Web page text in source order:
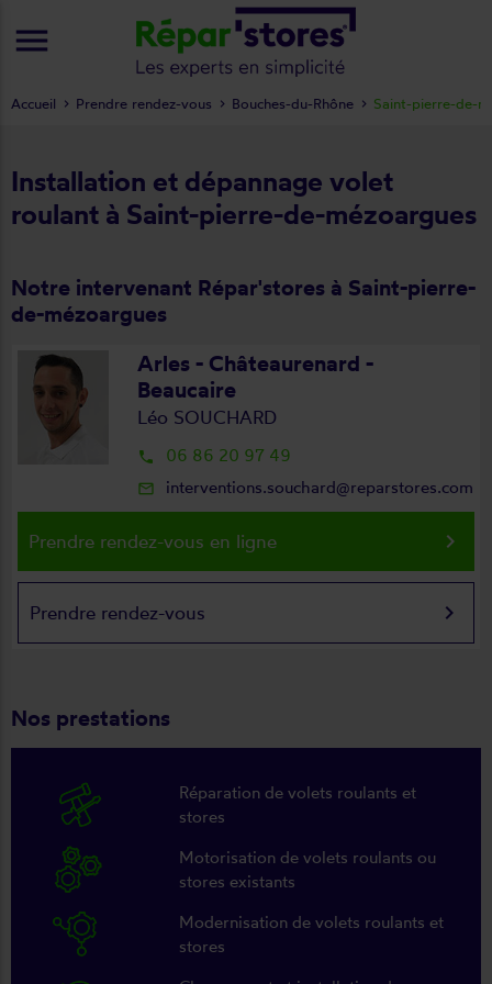
Installation et dépannage volet
roulant à Saint-pierre-de-mézoargues
Notre intervenant Répar'stores à Saint-pierre-
de-mézoargues
Arles - Châteaurenard -
Beaucaire
Léo SOUCHARD
local_phone 06 86 20 97 49
mail_outline interventions.souchard@reparstores.com
Prendre rendez-vous en ligne keyboard_arrow_right
Prendre rendez-vous keyboard_arrow_right
Nos prestations
Réparation de volets roulants et
stores
Motorisation de volets roulants ou
stores existants
Modernisation de volets roulants et
stores
Accueil Prendre rendez-vous Bouches-du-Rhône Saint-pierre-de-
menu